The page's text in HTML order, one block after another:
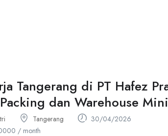
Tangerang di PT Hafez
dan Warehouse
Tangerang
30/04/2026
/ month